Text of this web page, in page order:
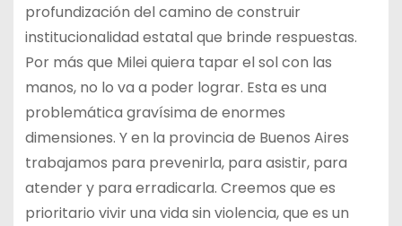
profundización del camino de construir
institucionalidad estatal que brinde respuestas.
Por más que Milei quiera tapar el sol con las
manos, no lo va a poder lograr. Esta es una
problemática gravísima de enormes
dimensiones. Y en la provincia de Buenos Aires
trabajamos para prevenirla, para asistir, para
atender y para erradicarla. Creemos que es
prioritario vivir una vida sin violencia, que es un